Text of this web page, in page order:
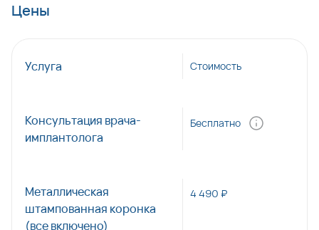
Цены
Услуга Стоимость
Консультация врача-
имплантолога
Бесплатно
Металлическая
штампованная коронка
(все включено)
4 490 ₽